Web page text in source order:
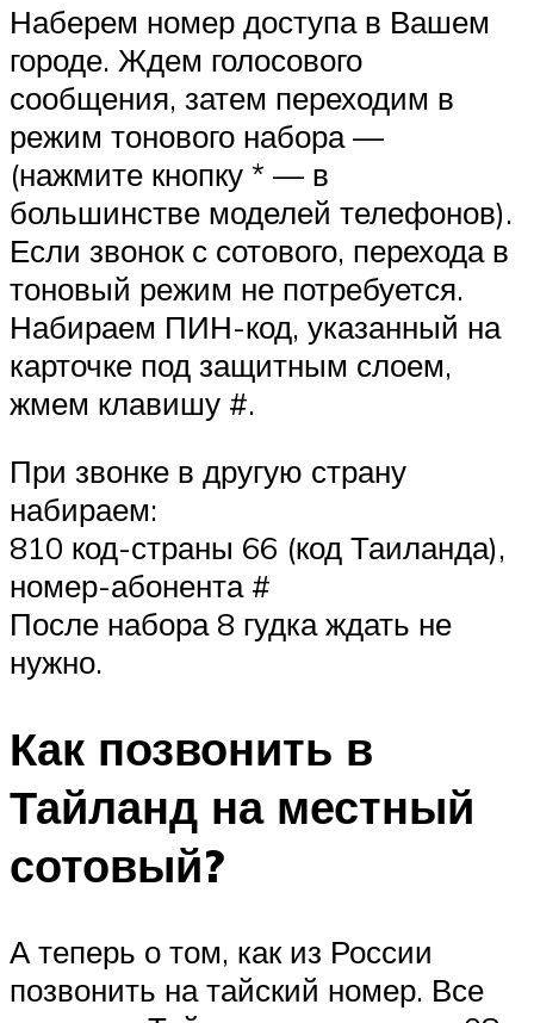
Наберем номер доступа в Вашем
городе. Ждем голосового
сообщения, затем переходим в
режим тонового набора —
(нажмите кнопку * — в
большинстве моделей телефонов).
Если звонок с сотового, перехода в
тоновый режим не потребуется.
Набираем ПИН-код, указанный на
карточке под защитным слоем,
жмем клавишу #.
При звонке в другую страну
набираем:
810 код-страны 66 (код Таиланда),
номер-абонента #
После набора 8 гудка ждать не
нужно.
Как позвонить в
Тайланд на местный
сотовый?
А теперь о том, как из России
позвонить на тайский номер. Все